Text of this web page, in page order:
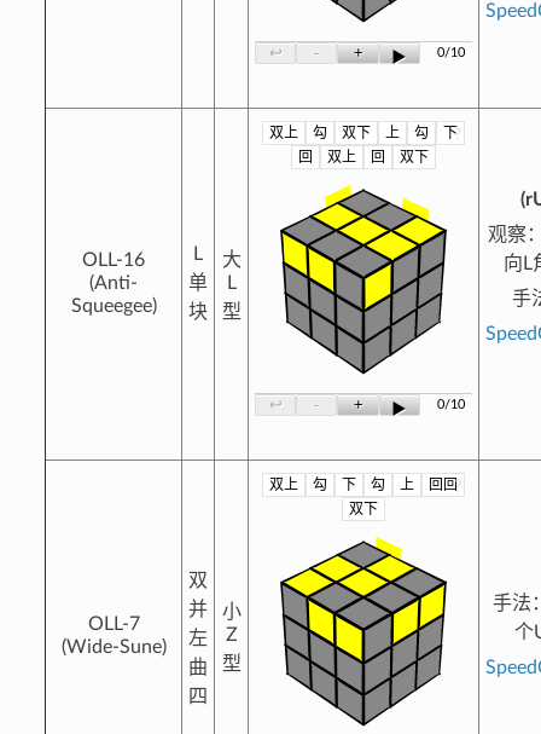
↩ - + ▶ 0/10
OLL-16
(Anti-
Squeegee)
L
单
块
大
L
型
双上 勾 双下 上 勾
下
回
双上 回 双下
?
↩ - + ▶ 0/10
观察
向L
手
OLL-7
(Wide-Sune)
双
并
左
曲
四
小
Z
型
双上 勾 下 勾 上
回回
双下
?
手法
个